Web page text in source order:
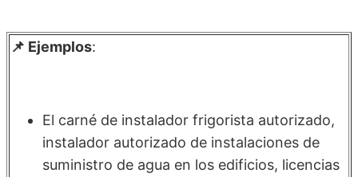
📌 Ejemplos:
El carné de instalador frigorista autorizado,
instalador autorizado de instalaciones de
suministro de agua en los edificios, licencias